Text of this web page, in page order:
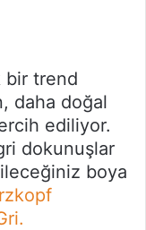
bir trend
daha doğal
ediliyor.
dokunuşlar
boya